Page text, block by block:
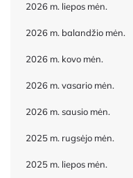
2026 m. liepos mėn.
2026 m. balandžio mėn.
2026 m. kovo mėn.
2026 m. vasario mėn.
2026 m. sausio mėn.
2025 m. rugsėjo mėn.
2025 m. liepos mėn.